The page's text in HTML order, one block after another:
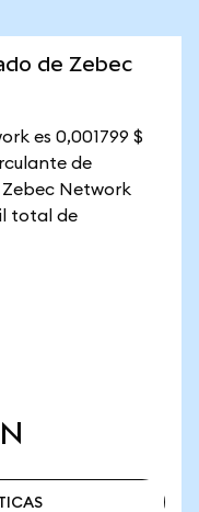
de Zebec
es 0,001799 $
de
Zebec Network
total de